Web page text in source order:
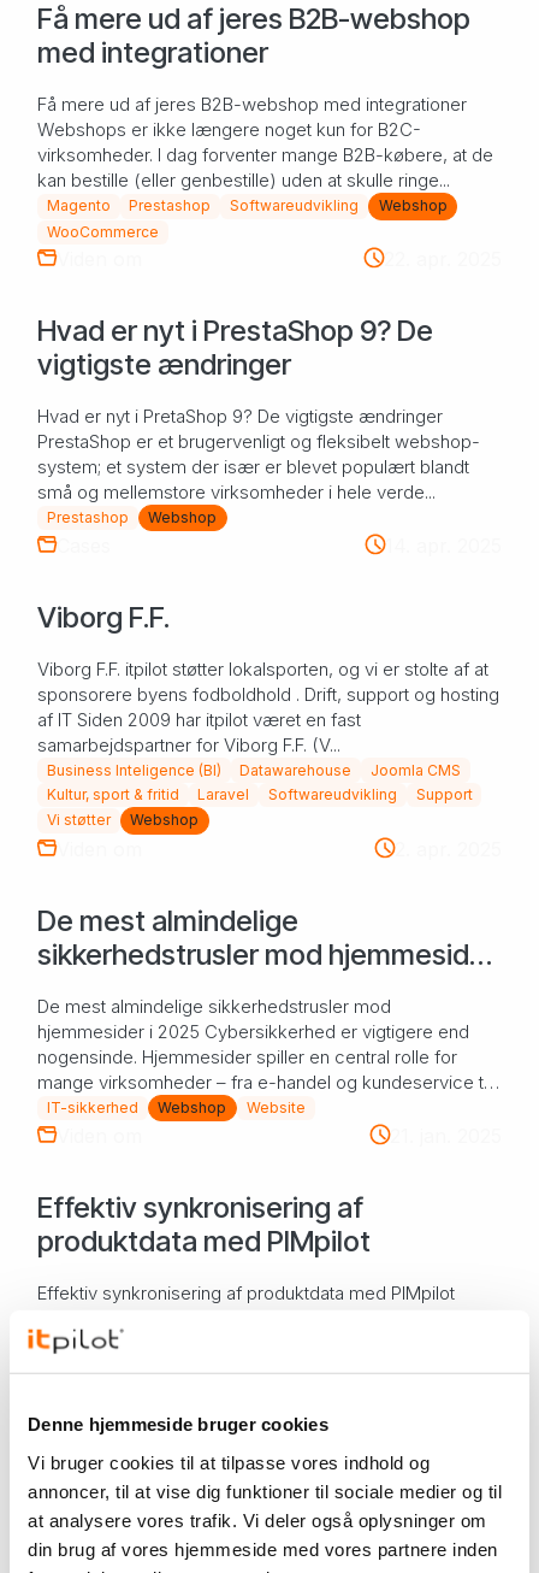
Denne hjemmeside bruger cookies
Vi bruger cookies til at tilpasse vores indhold og
annoncer, til at vise dig funktioner til sociale medier og til
at analysere vores trafik. Vi deler også oplysninger om
din brug af vores hjemmeside med vores partnere inden
Få mere ud af jeres B2B-webshop
med integrationer
Få mere ud af jeres B2B-webshop med integrationer
Webshops er ikke længere noget kun for B2C-
virksomheder. I dag forventer mange B2B-købere, at de
kan bestille (eller genbestille) uden at skulle ringe...
Magento Prestashop Softwareudvikling
Webshop
WooCommerce
Viden om 22. apr. 2025
Hvad er nyt i PrestaShop 9? De
vigtigste ændringer
Hvad er nyt i PretaShop 9? De vigtigste ændringer
PrestaShop er et brugervenligt og fleksibelt webshop-
system; et system der især er blevet populært blandt
små og mellemstore virksomheder i hele verde...
Prestashop Webshop
Cases 14. apr. 2025
Viborg F.F.
Viborg F.F. itpilot støtter lokalsporten, og vi er stolte af at
sponsorere byens fodboldhold . Drift, support og hosting
af IT Siden 2009 har itpilot været en fast
samarbejdspartner for Viborg F.F. (V...
Business Inteligence (BI) Datawarehouse
Joomla CMS
Kultur, sport & fritid
Laravel Softwareudvikling
Support
Vi støtter
Webshop
Viden om 2. apr. 2025
De mest almindelige
sikkerhedstrusler mod hjemmesider
De mest almindelige sikkerhedstrusler mod
hjemmesider i 2025 Cybersikkerhed er vigtigere end
nogensinde. Hjemmesider spiller en central rolle for
mange virksomheder – fra e-handel og kundeservice til
...IT-sikkerhed Webshop Website
Viden om 21. jan. 2025
Effektiv synkronisering af
produktdata med PIMpilot
Effektiv synkronisering af produktdata med PIMpilot
administrere deres produktdata, ved, hvor stor forskel
det gør at have styr på al information ét ste...
Website
Gode råd til at vedligeholde jeres
Prestashop-webshop